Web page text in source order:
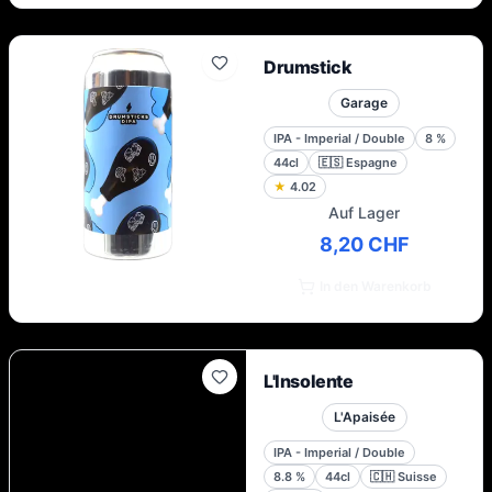
Drumstick
Garage
IPA - Imperial / Double 8 %
44cl
🇪🇸 Espagne
★ 4.02
Auf Lager
8,20 CHF
L'Insolente
L'Apaisée
IPA - Imperial / Double
8.8 % 44cl 🇨🇭 Suisse